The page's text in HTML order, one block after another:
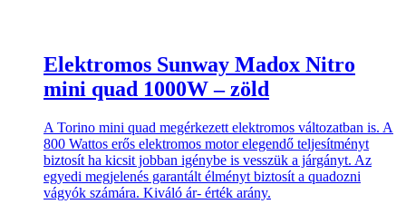
Elektromos Sunway Madox Nitro
mini quad 1000W – zöld
A Torino mini quad megérkezett elektromos változatban is. A
800 Wattos erős elektromos motor elegendő teljesítményt
biztosít ha kicsit jobban igénybe is vesszük a járgányt. Az
egyedi megjelenés garantált élményt biztosít a quadozni
vágyók számára. Kiváló ár- érték arány.